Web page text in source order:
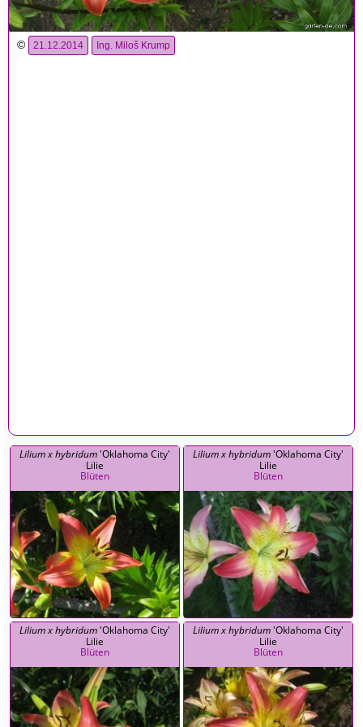
© 21.12.2014 Ing. Miloš Krump
Lilium x hybridum'Oklahoma City'
Lilie
Blüten
Lilium x hybridum'Oklahoma City'
Lilie
Blüten
Lilium x hybridum'Oklahoma City'
Lilie
Blüten
Lilium x hybridum'Oklahoma City'
Lilie
Blüten